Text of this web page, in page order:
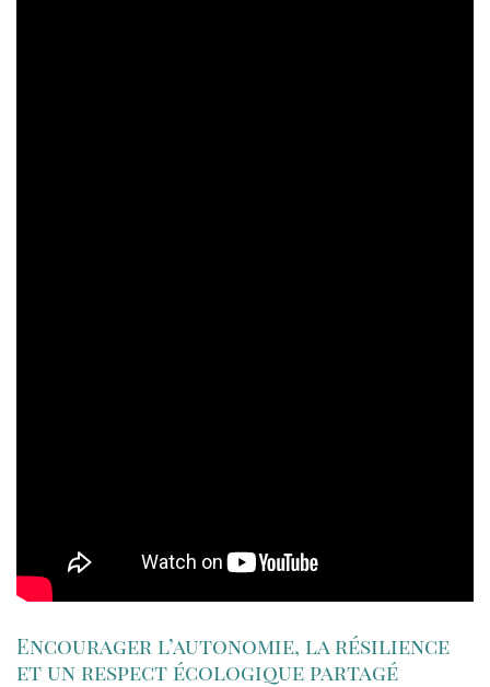
Encourager l’autonomie, la résilience
et un respect écologique partagé